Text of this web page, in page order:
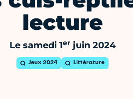
lecture
Le samedi 1er juin 2024
Jeux 2024 Littérature